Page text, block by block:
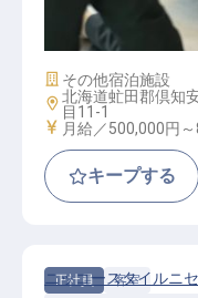
経理マネージャ
施設業態
その他宿泊施設
勤務地
北海道虻田郡倶知
目11-1
給与
月給／500,000円～
キープする
正社員 客室
ニッコースタイルニ